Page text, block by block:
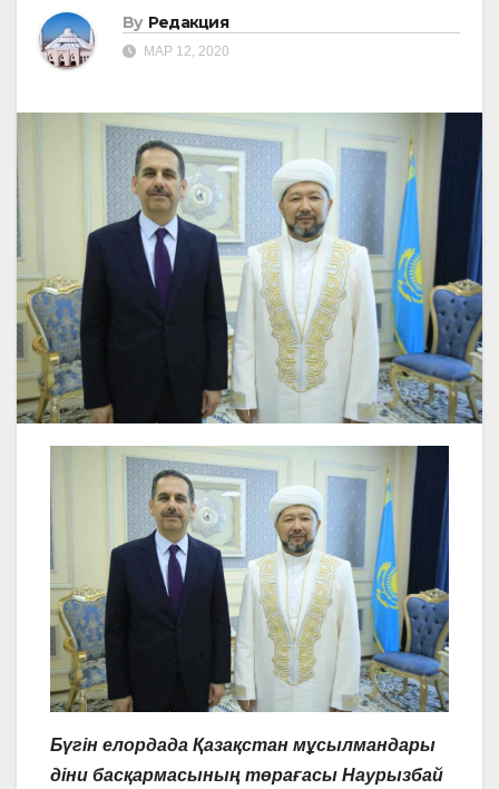
By Редакция
МАР 12, 2020
Бүгін елордада Қазақстан мұсылмандары
діни басқармасының төрағасы Наурызбай